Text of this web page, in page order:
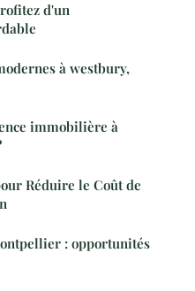
d'un
à westbury,
immobilière à
Réduire le Coût de
: opportunités